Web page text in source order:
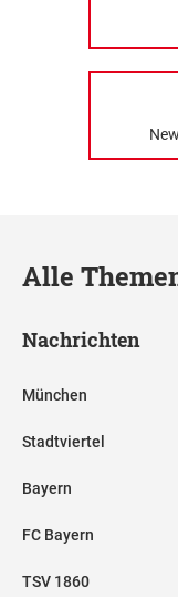
Alle
Nachrichten
München
Stadtviertel
Bayern
FC Bayern
TSV 1860